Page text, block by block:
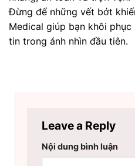
Đừng để những vết bớt
Medical giúp bạn khôi phục
tin trong ánh nhìn đầu tiên.
Leave a Reply
Nội dung bình luận